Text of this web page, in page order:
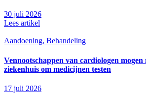
30 juli 2026
Lees artikel
Aandoening, Behandeling
Vennootschappen van cardiologen mogen
ziekenhuis om medicijnen testen
17 juli 2026